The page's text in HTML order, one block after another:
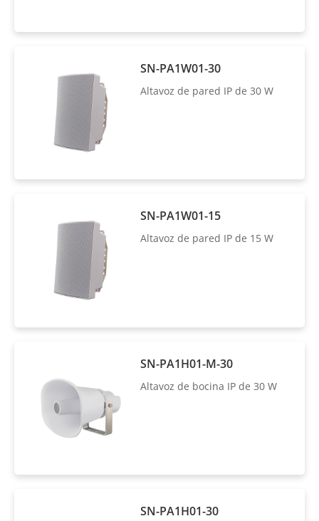
SN-PA1W01-30
Altavoz de pared IP de 30 W
SN-PA1W01-15
Altavoz de pared IP de 15 W
SN-PA1H01-M-30
Altavoz de bocina IP de 30 W
SN-PA1H01-30